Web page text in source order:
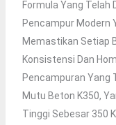
Formula Yang Telah
Pencampur Modern
Memastikan Setiap
Konsistensi Dan
Pencampuran Yang
Mutu Beton K350,
Tinggi Sebesar 350